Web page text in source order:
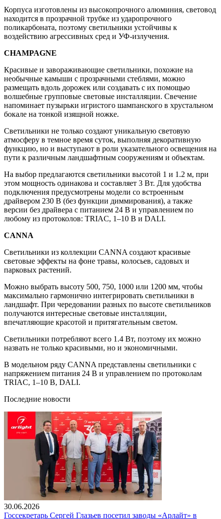
Корпуса изготовлены из высокопрочного алюминия, световод
находится в прозрачной трубке из ударопрочного
поликарбоната, поэтому светильники устойчивы к
воздействию агрессивных сред и УФ-излучения.
CHAMPAGNE
Красивые и завораживающие светильники, похожие на
необычные камыши с прозрачными стеблями, можно
размещать вдоль дорожек или создавать с их помощью
волшебные групповые световые инсталляции. Свечение
напоминает пузырьки игристого шампанского в хрустальном
бокале на тонкой изящной ножке.
Светильники не только создают уникальную световую
атмосферу в темное время суток, выполняя декоративную
функцию, но и выступают в роли указательного освещения на
пути к различным ландшафтным сооружениям и объектам.
На выбор предлагаются светильники высотой 1 и 1.2 м, при
этом мощность одинакова и составляет 3 Вт. Для удобства
подключения предусмотрены модели со встроенным
драйвером 230 В (без функции диммирования), а также
версии без драйвера с питанием 24 В и управлением по
любому из протоколов: TRIAC, 1–10 В и DALI.
CANNA
Светильники из коллекции CANNA создают красивые
световые эффекты на фоне травы, колосьев, садовых и
парковых растений.
Можно выбрать высоту 500, 750, 1000 или 1200 мм, чтобы
максимально гармонично интегрировать светильники в
ландшафт. При чередовании разных по высоте светильников
получаются интересные световые инсталляции,
впечатляющие красотой и притягательным светом.
Светильники потребляют всего 1.4 Вт, поэтому их можно
назвать не только красивыми, но и экономичными.
В модельном ряду CANNA представлены светильники с
напряжением питания 24 В и управлением по протоколам
TRIAC, 1–10 В, DALI.
Последние новости
30.06.2026
Госсекретарь Сергей Глазьев посетил заводы «Арлайт» в